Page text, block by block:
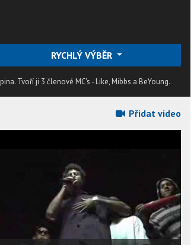
RYCHLÝ VÝBĚR
Tvoří ji 3 členové MC's - Like, Mibbs a BeYoung.
Přidat video